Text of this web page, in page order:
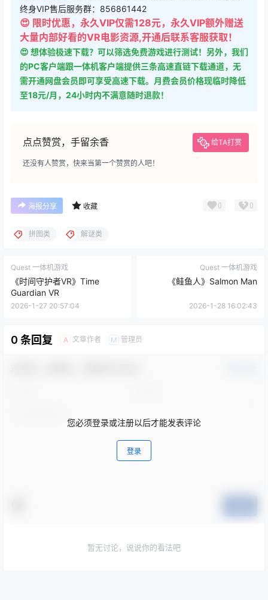
终身VIP售后服务群：856861442
😍 限时优惠，永久VIP仅需128元，永久VIP额外赠送
大量内部好看的VR电影资源,开通后联系客服获取！
😍 想体验极速下载？可以筛选免费游戏进行测试！另外，我们
的PC客户端跟一体机客户端提供三条高速直链下载通道，无
需开通网盘会员即可享受高速下载。月费会员价格现临时降低
至18元/月，24小时内不满意随时退款！
点点赞赏，手留余香 给TA打赏
还没有人赞赏，快来当第一个赞赏的人吧！
海报分享 收藏 0 0
拼图类 解谜类
Quest 一体机游戏
《时间守护者VR》Time
Guardian VR
2026-1-27 20:57:04
Quest 一体机游戏
《鲑鱼人》Salmon Man
2026-1-28 16:02:43
0 条回复 A 文章作者 M 管理员
您必须登录或注册以后才能发表评论
登录
暂无讨论，说说你的看法吧